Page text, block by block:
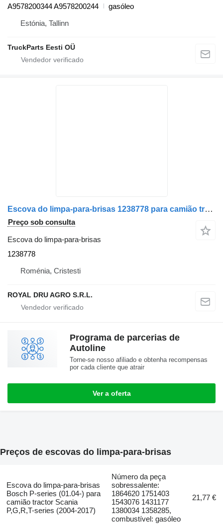
A9578200344 A9578200244
gasóleo
Estónia, Tallinn
TruckParts Eesti OÜ
Escova do limpa-para-brisas 1238778 para camião tractor DAF XF95
Preço sob consulta
Escova do limpa-para-brisas
1238778
Roménia, Cristesti
ROYAL DRU AGRO S.R.L.
Programa de parcerias de
Autoline
Torne-se nosso afiliado e obtenha recompensas
por cada cliente que atrair
Ver a oferta
Preços de escovas do limpa-para-brisas
Escova do limpa-para-brisas
Bosch P-series (01.04-) para
camião tractor Scania
P,G,R,T-series (2004-2017)
Número da peça
sobressalente:
1864620 1751403
1543076 1431177
1380034 1358285,
combustível: gasóleo
21,77 €